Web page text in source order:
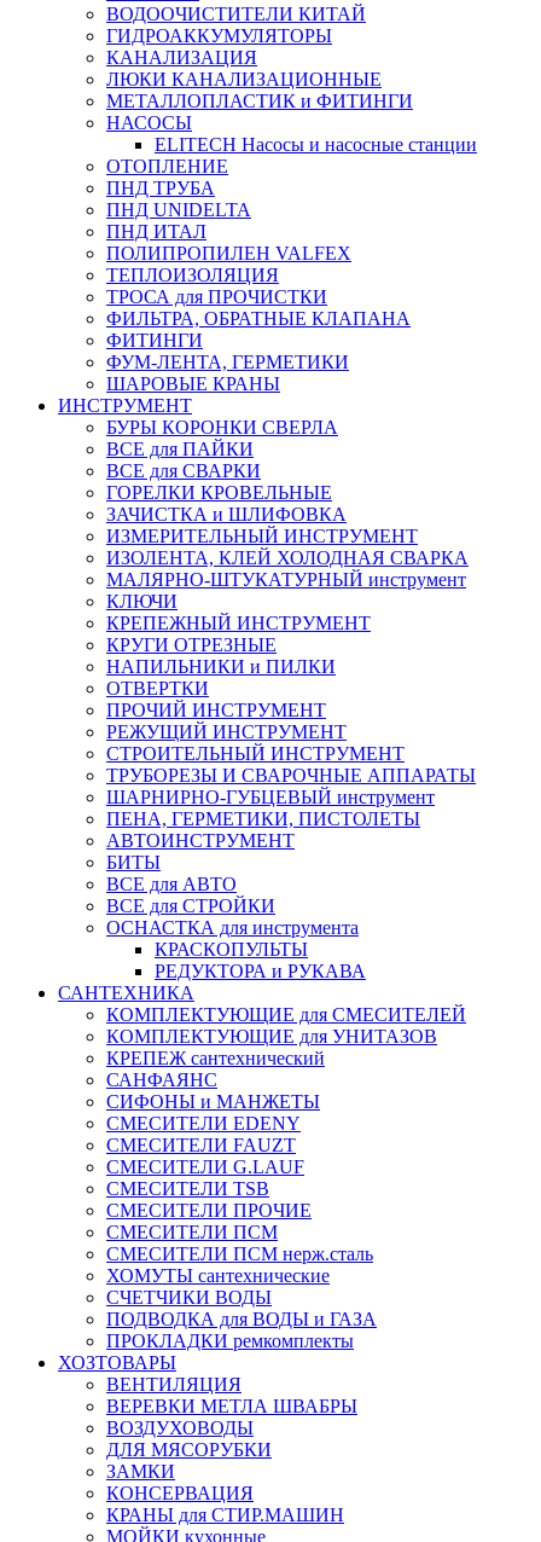
ВОДООЧИСТИТЕЛИ КИТАЙ
ГИДРОАККУМУЛЯТОРЫ
КАНАЛИЗАЦИЯ
ЛЮКИ КАНАЛИЗАЦИОННЫЕ
МЕТАЛЛОПЛАСТИК и ФИТИНГИ
НАСОСЫ
ELITECH Насосы и насосные станции
ОТОПЛЕНИЕ
ПНД ТРУБА
ПНД UNIDELTA
ПНД ИТАЛ
ПОЛИПРОПИЛЕН VALFEX
ТЕПЛОИЗОЛЯЦИЯ
ТРОСА для ПРОЧИСТКИ
ФИЛЬТРА, ОБРАТНЫЕ КЛАПАНА
ФИТИНГИ
ФУМ-ЛЕНТА, ГЕРМЕТИКИ
ШАРОВЫЕ КРАНЫ
ИНСТРУМЕНТ
БУРЫ КОРОНКИ СВЕРЛА
ВСЕ для ПАЙКИ
ВСЕ для СВАРКИ
ГОРЕЛКИ КРОВЕЛЬНЫЕ
ЗАЧИСТКА и ШЛИФОВКА
ИЗМЕРИТЕЛЬНЫЙ ИНСТРУМЕНТ
ИЗОЛЕНТА, КЛЕЙ ХОЛОДНАЯ СВАРКА
МАЛЯРНО-ШТУКАТУРНЫЙ инструмент
КЛЮЧИ
КРЕПЕЖНЫЙ ИНСТРУМЕНТ
КРУГИ ОТРЕЗНЫЕ
НАПИЛЬНИКИ и ПИЛКИ
ОТВЕРТКИ
ПРОЧИЙ ИНСТРУМЕНТ
РЕЖУЩИЙ ИНСТРУМЕНТ
СТРОИТЕЛЬНЫЙ ИНСТРУМЕНТ
ТРУБОРЕЗЫ И СВАРОЧНЫЕ АППАРАТЫ
ШАРНИРНО-ГУБЦЕВЫЙ инструмент
ПЕНА, ГЕРМЕТИКИ, ПИСТОЛЕТЫ
АВТОИНСТРУМЕНТ
БИТЫ
ВСЕ для АВТО
ВСЕ для СТРОЙКИ
ОСНАСТКА для инструмента
КРАСКОПУЛЬТЫ
РЕДУКТОРА и РУКАВА
САНТЕХНИКА
КОМПЛЕКТУЮЩИЕ для СМЕСИТЕЛЕЙ
КОМПЛЕКТУЮЩИЕ для УНИТАЗОВ
КРЕПЕЖ сантехнический
САНФАЯНС
СИФОНЫ и МАНЖЕТЫ
СМЕСИТЕЛИ EDENY
СМЕСИТЕЛИ FAUZT
СМЕСИТЕЛИ G.LAUF
СМЕСИТЕЛИ TSB
СМЕСИТЕЛИ ПРОЧИЕ
СМЕСИТЕЛИ ПСМ
СМЕСИТЕЛИ ПСМ нерж.сталь
ХОМУТЫ сантехнические
СЧЕТЧИКИ ВОДЫ
ПОДВОДКА для ВОДЫ и ГАЗА
ПРОКЛАДКИ ремкомплекты
ХОЗТОВАРЫ
ВЕНТИЛЯЦИЯ
ВЕРЕВКИ МЕТЛА ШВАБРЫ
ВОЗДУХОВОДЫ
ДЛЯ МЯСОРУБКИ
ЗАМКИ
КОНСЕРВАЦИЯ
КРАНЫ для СТИР.МАШИН
МОЙКИ кухонные